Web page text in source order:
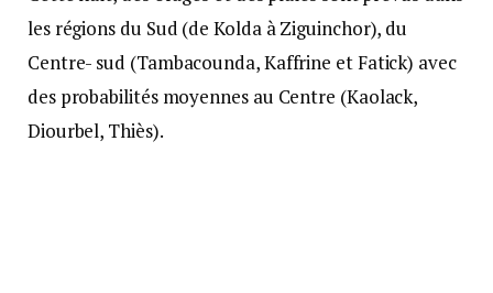
les régions du Sud (de Kolda à Ziguinchor), du
Centre- sud (Tambacounda, Kaffrine et Fatick) avec
des probabilités moyennes au Centre (Kaolack,
Diourbel, Thiès).